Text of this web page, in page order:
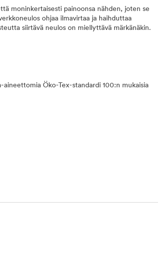
moninkertaisesti painoonsa nähden, joten se
ohjaa ilmavirtaa ja haihduttaa
siirtävä neulos on miellyttävä märkänäkin.
Öko-Tex-standardi 100:n mukaisia